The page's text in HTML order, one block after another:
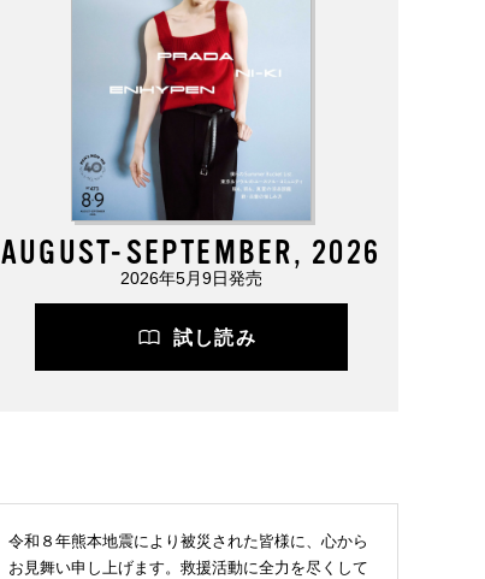
AUGUST-SEPTEMBER, 2026
2026年5月9日発売
試し読み
令和８年熊本地震により被災された皆様に、心から
お見舞い申し上げます。救援活動に全力を尽くして